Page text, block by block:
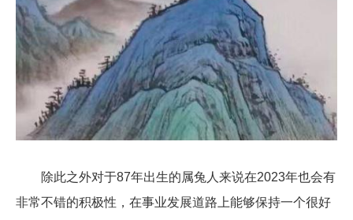
除此之外对于87年出生的属兔人来说在2023年也会有
非常不错的积极性，在事业发展道路上能够保持一个很好